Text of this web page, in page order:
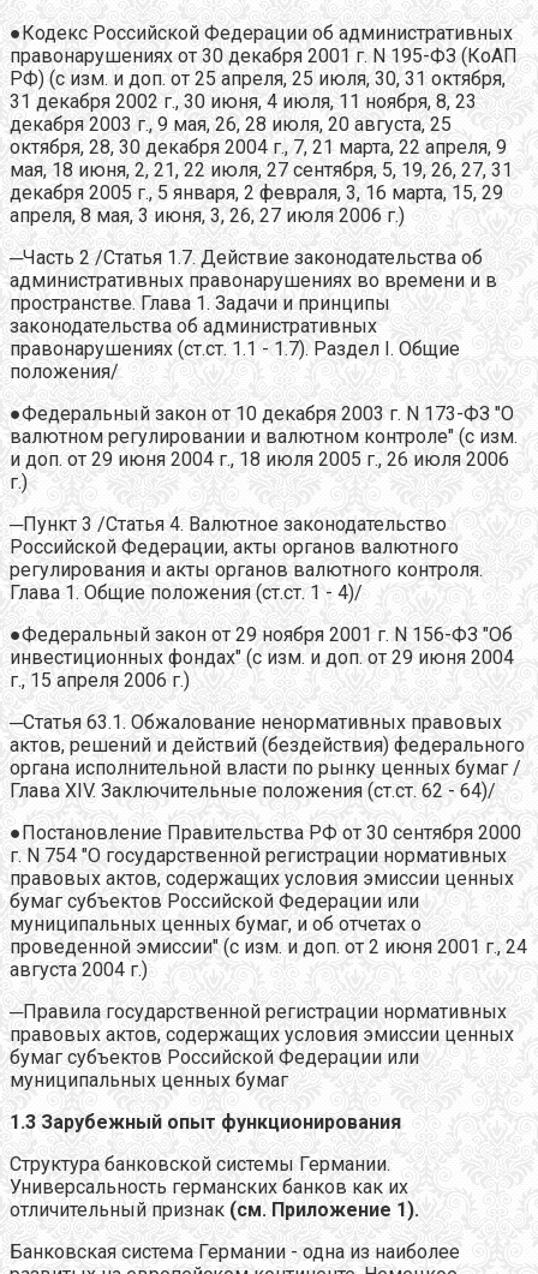
●Кодекс Российской Федерации об административных
правонарушениях от 30 декабря 2001 г. N 195-ФЗ (КоАП
РФ) (с изм. и доп. от 25 апреля, 25 июля, 30, 31 октября,
31 декабря 2002 г., 30 июня, 4 июля, 11 ноября, 8, 23
декабря 2003 г., 9 мая, 26, 28 июля, 20 августа, 25
октября, 28, 30 декабря 2004 г., 7, 21 марта, 22 апреля, 9
мая, 18 июня, 2, 21, 22 июля, 27 сентября, 5, 19, 26, 27, 31
декабря 2005 г., 5 января, 2 февраля, 3, 16 марта, 15, 29
апреля, 8 мая, 3 июня, 3, 26, 27 июля 2006 г.)
─Часть 2 /Статья 1.7. Действие законодательства об
административных правонарушениях во времени и в
пространстве. Глава 1. Задачи и принципы
законодательства об административных
правонарушениях (ст.ст. 1.1 - 1.7). Раздел I. Общие
положения/
●Федеральный закон от 10 декабря 2003 г. N 173-ФЗ "О
валютном регулировании и валютном контроле" (с изм.
и доп. от 29 июня 2004 г., 18 июля 2005 г., 26 июля 2006
г.)
─Пункт 3 /Статья 4. Валютное законодательство
Российской Федерации, акты органов валютного
регулирования и акты органов валютного контроля.
Глава 1. Общие положения (ст.ст. 1 - 4)/
●Федеральный закон от 29 ноября 2001 г. N 156-ФЗ "Об
инвестиционных фондах" (с изм. и доп. от 29 июня 2004
г., 15 апреля 2006 г.)
─Статья 63.1. Обжалование ненормативных правовых
актов, решений и действий (бездействия) федерального
органа исполнительной власти по рынку ценных бумаг /
Глава XIV. Заключительные положения (ст.ст. 62 - 64)/
●Постановление Правительства РФ от 30 сентября 2000
г. N 754 "О государственной регистрации нормативных
правовых актов, содержащих условия эмиссии ценных
бумаг субъектов Российской Федерации или
муниципальных ценных бумаг, и об отчетах о
проведенной эмиссии" (с изм. и доп. от 2 июня 2001 г., 24
августа 2004 г.)
─Правила государственной регистрации нормативных
правовых актов, содержащих условия эмиссии ценных
бумаг субъектов Российской Федерации или
муниципальных ценных бумаг
1.3 Зарубежный опыт функционирования
Структура банковской системы Германии.
Универсальность германских банков как их
отличительный признак (см. Приложение 1).
Банковская система Германии - одна из наиболее